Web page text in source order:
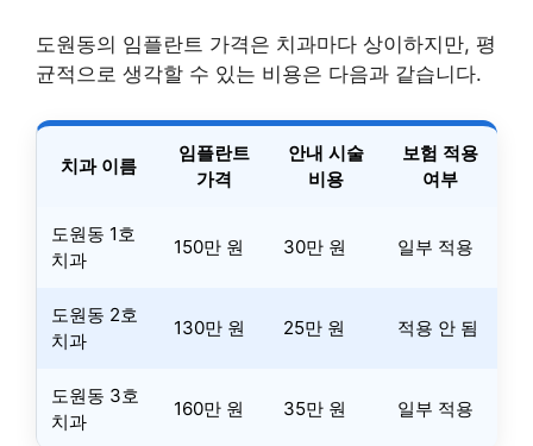
도원동의 임플란트 가격은 치과마다 상이하지만, 평
균적으로 생각할 수 있는 비용은 다음과 같습니다.
치과 이름
임플란트
가격
안내 시술
비용
보험 적용
여부
도원동 1호
치과
150만 원 30만 원 일부 적용
도원동 2호
치과
130만 원 25만 원 적용 안 됨
도원동 3호
치과
160만 원 35만 원 일부 적용